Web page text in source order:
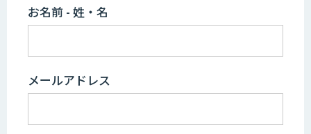
お名前 - 姓・名
メールアドレス